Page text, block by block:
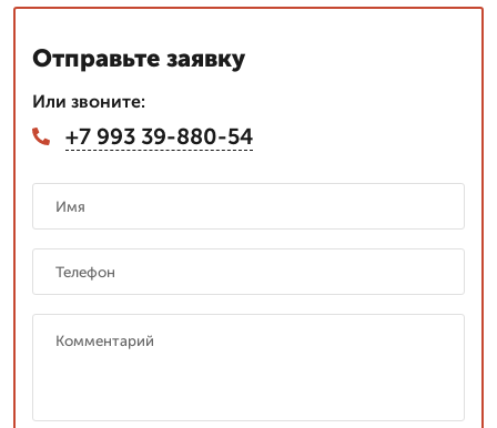
Отправьте заявку
Или звоните:
+7 993 39-880-54